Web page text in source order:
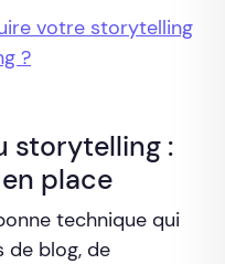
votre storytelling
?
storytelling :
place
technique qui
de blog, de